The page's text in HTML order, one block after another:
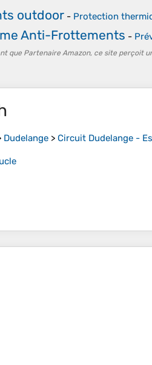
outdoor- Protection
Anti-Frottements -
que Partenaire Amazon, ce site perçoit
Dudelange > Circuit Dudelange -